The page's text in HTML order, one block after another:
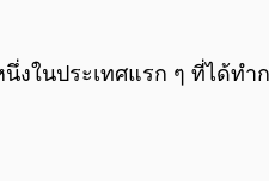
ในประเทศแรก ๆ ที่ได้ท